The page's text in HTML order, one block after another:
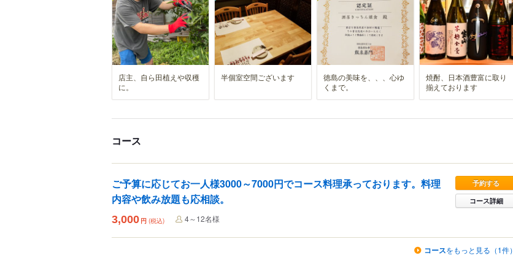
店主、自ら田植えや収穫
に。
半個室空間ございます
徳島の美味を、、、心ゆ
くまで。
焼酎、日本酒豊富に取り
揃えております
コース
ご予算に応じてお一人様3000～7000円でコース料理承っております。料理
内容や飲み放題も応相談。
予約する
コース詳細
3,000 円 (税込) 4～12名様
コースをもっと見る（1件）